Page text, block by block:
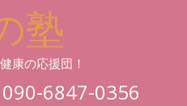
塾
康の応援団！
090-6847-0356